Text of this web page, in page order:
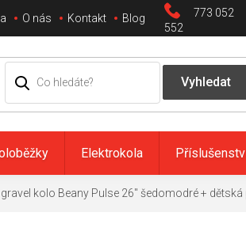
773 052
552
O nás Kontakt Blog
Elektrokola
gravel kolo Beany Pulse 26" šedomodré+ dětská